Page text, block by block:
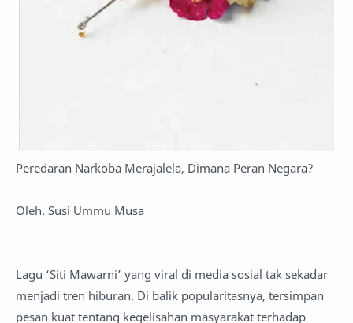
Peredaran Narkoba Merajalela, Dimana Peran Negara?
Oleh. Susi Ummu Musa
Lagu ‘Siti Mawarni’ yang viral di media sosial tak sekadar
menjadi tren hiburan. Di balik popularitasnya, tersimpan
pesan kuat tentang kegelisahan masyarakat terhadap